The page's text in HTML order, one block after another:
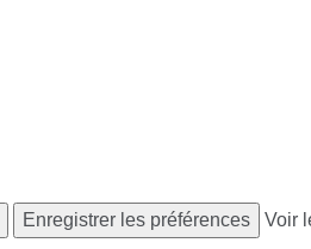
Enregistrer les préférences
Voir